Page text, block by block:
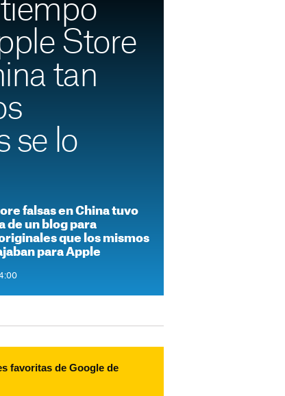
Store
tan
se lo
falsas en China tuvo
de un blog para
que los mismos
para Apple
favoritas de Google de